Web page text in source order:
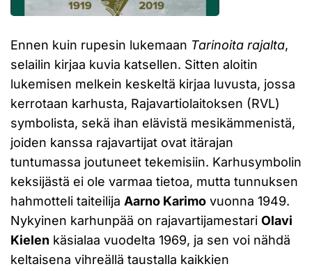
Ennen kuin rupesin lukemaan Tarinoita rajalta,
selailin kirjaa kuvia katsellen. Sitten aloitin
lukemisen melkein keskeltä kirjaa luvusta, jossa
kerrotaan karhusta, Rajavartiolaitoksen (RVL)
symbolista, sekä ihan elävistä mesikämmenistä,
joiden kanssa rajavartijat ovat itärajan
tuntumassa joutuneet tekemisiin. Karhusymbolin
keksijästä ei ole varmaa tietoa, mutta tunnuksen
hahmotteli taiteilija Aarno Karimo vuonna 1949.
Nykyinen karhunpää on rajavartijamestari Olavi
Kielen käsialaa vuodelta 1969, ja sen voi nähdä
keltaisena vihreällä taustalla kaikkien